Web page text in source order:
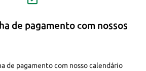
de pagamento com nossos
de pagamento com nosso calendário